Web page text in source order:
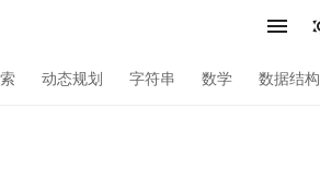
动态规划 字符串 数学 数据结构